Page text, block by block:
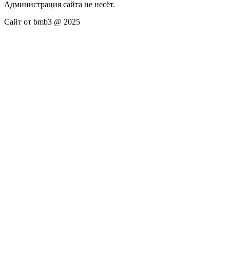
Администрация сайта не несёт.
Сайт от bmb3 @ 2025